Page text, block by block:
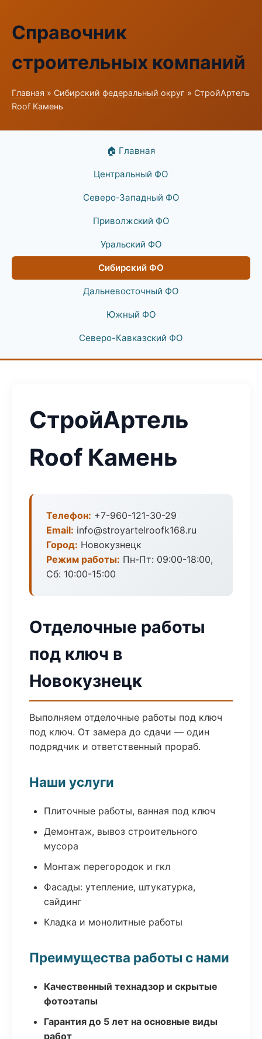
Справочник
строительных компаний
Главная » Сибирский федеральный округ » СтройАртель
Roof Камень
🏠 Главная
Центральный ФО
Северо-Западный ФО
Приволжский ФО
Уральский ФО
Сибирский ФО
Дальневосточный ФО
Южный ФО
Северо-Кавказский ФО
СтройАртель
Roof Камень
Телефон: +7-960-121-30-29
Email: info@stroyartelroofk168.ru
Город: Новокузнецк
Режим работы: Пн-Пт: 09:00-18:00,
Сб: 10:00-15:00
Отделочные работы
под ключ в
Новокузнецк
Выполняем отделочные работы под ключ
под ключ. От замера до сдачи — один
подрядчик и ответственный прораб.
Наши услуги
Плиточные работы, ванная под ключ
Демонтаж, вывоз строительного
мусора
Монтаж перегородок и гкл
Фасады: утепление, штукатурка,
сайдинг
Кладка и монолитные работы
Преимущества работы с нами
Качественный технадзор и скрытые
фотоэтапы
Гарантия до 5 лет на основные виды
работ